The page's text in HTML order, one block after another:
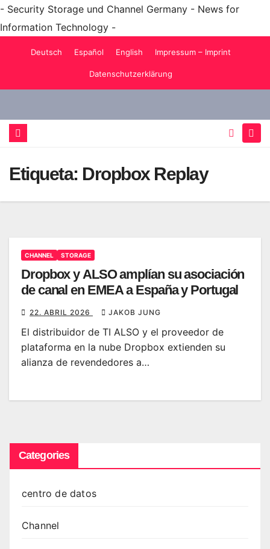
- Security Storage und Channel Germany - News for
Information Technology -
Deutsch Español English Impressum – Imprint
Datenschutzerklärung
Etiqueta: Dropbox Replay
CHANNEL STORAGE
Dropbox y ALSO amplían su asociación
de canal en EMEA a España y Portugal
22. ABRIL 2026 JAKOB JUNG
El distribuidor de TI ALSO y el proveedor de
plataforma en la nube Dropbox extienden su
alianza de revendedores a…
Categories
centro de datos
Channel